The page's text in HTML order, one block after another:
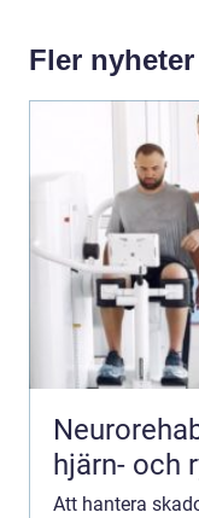
Fler nyheter
Neurorehab vägen tillbaka
hjärn- och
Att hantera